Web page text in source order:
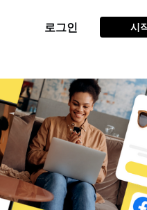
로그인 시